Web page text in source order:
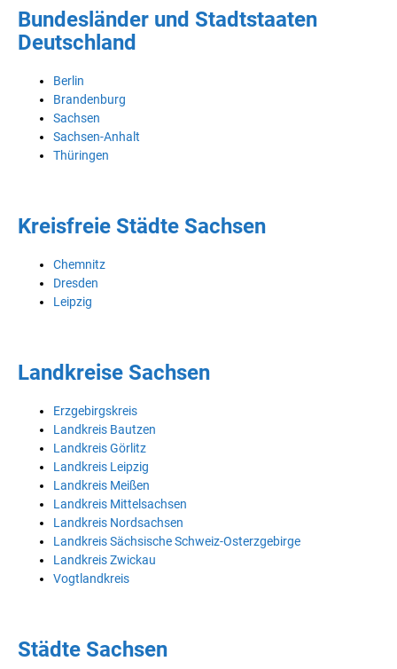
Bundesländer und Stadtstaaten
Deutschland
Berlin
Brandenburg
Sachsen
Sachsen-Anhalt
Thüringen
Kreisfreie Städte Sachsen
Chemnitz
Dresden
Leipzig
Landkreise Sachsen
Erzgebirgskreis
Landkreis Bautzen
Landkreis Görlitz
Landkreis Leipzig
Landkreis Meißen
Landkreis Mittelsachsen
Landkreis Nordsachsen
Landkreis Sächsische Schweiz-Osterzgebirge
Landkreis Zwickau
Vogtlandkreis
Städte Sachsen